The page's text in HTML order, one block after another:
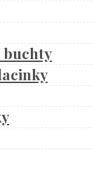
buchty